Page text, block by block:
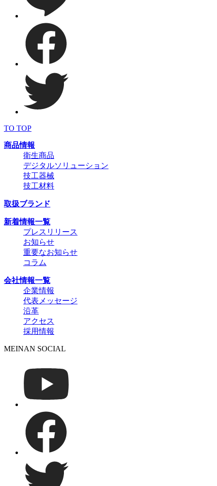
TO TOP
商品情報
衛生商品
デジタルソリューション
技工器械
技工材料
取扱ブランド
新着情報一覧
プレスリリース
お知らせ
重要なお知らせ
コラム
会社情報一覧
企業情報
代表メッセージ
沿革
アクセス
採用情報
MEINAN SOCIAL